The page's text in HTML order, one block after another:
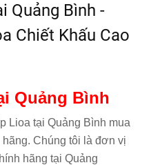
Quảng Bình -
Chiết Khấu Cao
Quảng Bình
Lioa tại Quảng Bình mua
Chúng tôi là đơn vị
hãng tại Quảng